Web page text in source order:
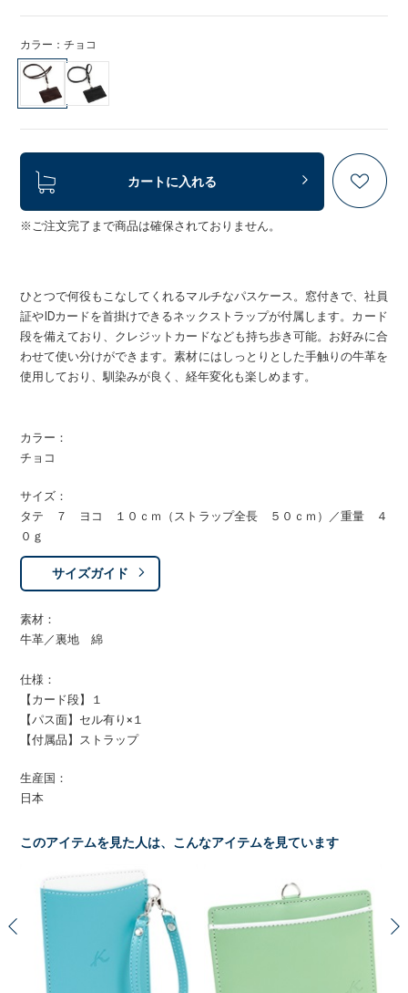
カラー：チョコ
カートに入れる
※ご注文完了まで商品は確保されておりません。
ひとつで何役もこなしてくれるマルチなパスケース。窓付きで、社員
証やIDカードを首掛けできるネックストラップが付属します。カード
段を備えており、クレジットカードなども持ち歩き可能。お好みに合
わせて使い分けができます。素材にはしっとりとした手触りの牛革を
使用しており、馴染みが良く、経年変化も楽しめます。
カラー：
チョコ
サイズ：
タテ ７ ヨコ １０ｃｍ（ストラップ全長 ５０ｃｍ）／重量 ４
０ｇ
サイズガイド
素材：
牛革／裏地 綿
仕様：
【カード段】１
【パス面】セル有り×１
【付属品】ストラップ
生産国：
日本
このアイテムを見た人は、こんなアイテムを見ています